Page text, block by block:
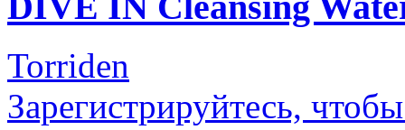
Torriden
Зарегистрируйтесь,